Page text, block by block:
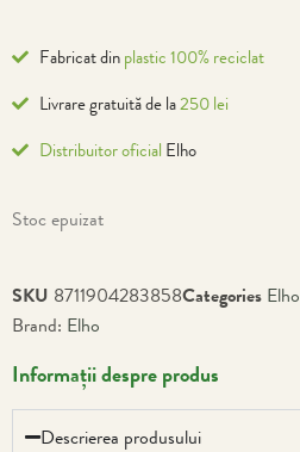
Fabricat dinplastic 100% reciclat
Livrare gratuită de la250 lei
Distribuitor oficial Elho
Stoc epuizat
SKU 8711904283858Categories Elho
Brand: Elho
Informații despre produs
Descrierea produsului